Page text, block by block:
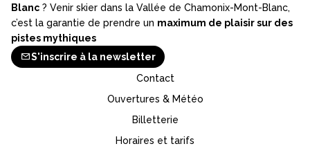
Blanc ? Venir skier dans la Vallée de Chamonix-Mont-Blanc,
c’est la garantie de prendre un maximum de plaisir sur des
pistes mythiques
S'inscrire à la newsletter
Contact
Ouvertures & Météo
Billetterie
Horaires et tarifs